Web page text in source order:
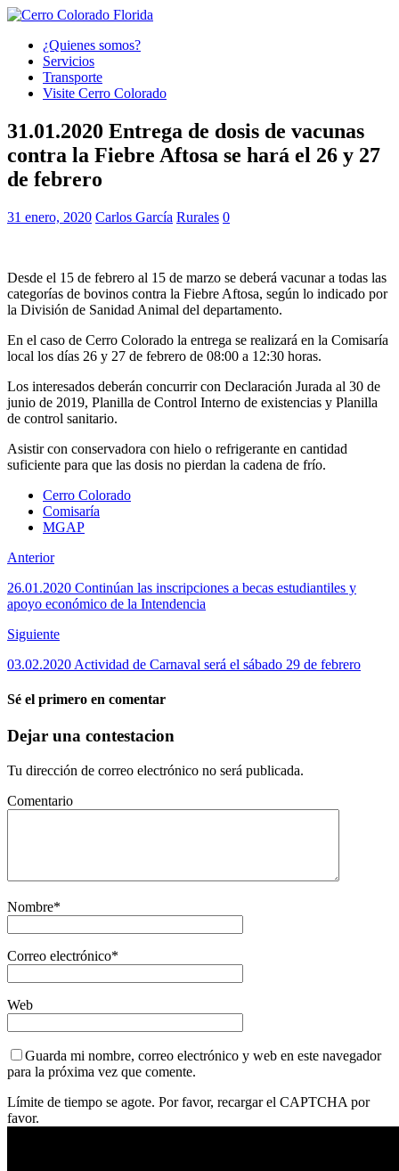
¿Quienes somos?
Servicios
Transporte
Visite Cerro Colorado
31.01.2020 Entrega de dosis de vacunas
contra la Fiebre Aftosa se hará el 26 y 27
de febrero
31 enero, 2020 Carlos García Rurales 0
Desde el 15 de febrero al 15 de marzo se deberá vacunar a todas las
categorías de bovinos contra la Fiebre Aftosa, según lo indicado por
la División de Sanidad Animal del departamento.
En el caso de Cerro Colorado la entrega se realizará en la Comisaría
local los días 26 y 27 de febrero de 08:00 a 12:30 horas.
Los interesados deberán concurrir con Declaración Jurada al 30 de
junio de 2019, Planilla de Control Interno de existencias y Planilla
de control sanitario.
Asistir con conservadora con hielo o refrigerante en cantidad
suficiente para que las dosis no pierdan la cadena de frío.
Cerro Colorado
Comisaría
MGAP
Anterior
26.01.2020 Continúan las inscripciones a becas estudiantiles y
apoyo económico de la Intendencia
Siguiente
03.02.2020 Actividad de Carnaval será el sábado 29 de febrero
Sé el primero en comentar
Dejar una contestacion
Tu dirección de correo electrónico no será publicada.
Comentario
Nombre*
Correo electrónico*
Web
Guarda mi nombre, correo electrónico y web en este navegador
para la próxima vez que comente.
Límite de tiempo se agote. Por favor, recargar el CAPTCHA por
favor.